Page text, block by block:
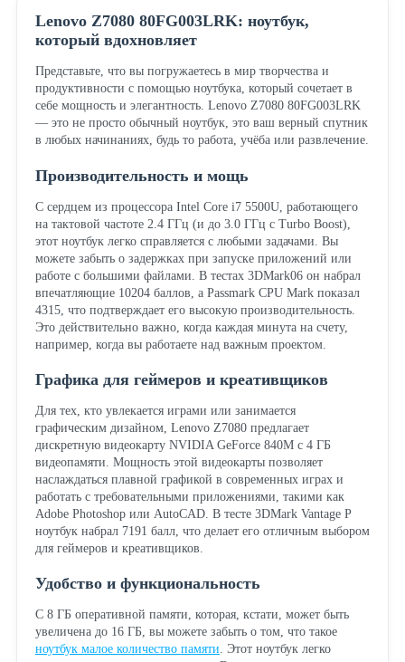
Lenovo Z7080 80FG003LRK: ноутбук,
который вдохновляет
Представьте, что вы погружаетесь в мир творчества и
продуктивности с помощью ноутбука, который сочетает в
себе мощность и элегантность. Lenovo Z7080 80FG003LRK
— это не просто обычный ноутбук, это ваш верный спутник
в любых начинаниях, будь то работа, учёба или развлечение.
Производительность и мощь
С сердцем из процессора Intel Core i7 5500U, работающего
на тактовой частоте 2.4 ГГц (и до 3.0 ГГц с Turbo Boost),
этот ноутбук легко справляется с любыми задачами. Вы
можете забыть о задержках при запуске приложений или
работе с большими файлами. В тестах 3DMark06 он набрал
впечатляющие 10204 баллов, а Passmark CPU Mark показал
4315, что подтверждает его высокую производительность.
Это действительно важно, когда каждая минута на счету,
например, когда вы работаете над важным проектом.
Графика для геймеров и креативщиков
Для тех, кто увлекается играми или занимается
графическим дизайном, Lenovo Z7080 предлагает
дискретную видеокарту NVIDIA GeForce 840M с 4 ГБ
видеопамяти. Мощность этой видеокарты позволяет
наслаждаться плавной графикой в современных играх и
работать с требовательными приложениями, такими как
Adobe Photoshop или AutoCAD. В тесте 3DMark Vantage P
ноутбук набрал 7191 балл, что делает его отличным выбором
для геймеров и креативщиков.
Удобство и функциональность
С 8 ГБ оперативной памяти, которая, кстати, может быть
увеличена до 16 ГБ, вы можете забыть о том, что такое
ноутбук малое количество памяти . Этот ноутбук легко